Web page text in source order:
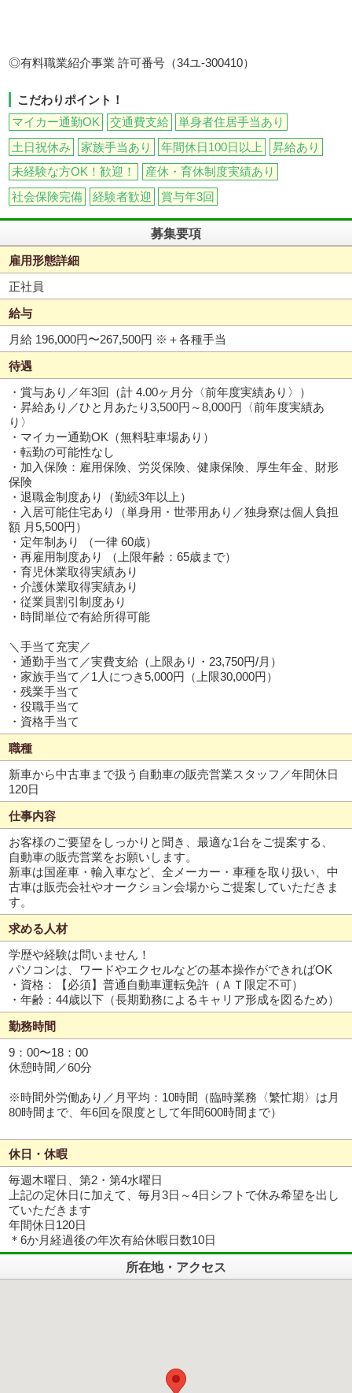
◎有料職業紹介事業 許可番号（34ユ-300410）
こだわりポイント！
マイカー通勤OK
交通費支給
単身者住居手当あり
土日祝休み
家族手当あり 年間休日100日以上
昇給あり
未経験な方OK！歓迎！
産休・育休制度実績あり
社会保険完備
経験者歓迎 賞与年3回
募集要項
雇用形態詳細
正社員
給与
月給 196,000円〜267,500円 ※＋各種手当
待遇
・賞与あり／年3回（計 4.00ヶ月分〈前年度実績あり〉）
・昇給あり／ひと月あたり3,500円～8,000円〈前年度実績あ
り〉
・マイカー通勤OK（無料駐車場あり）
・転勤の可能性なし
・加入保険：雇用保険、労災保険、健康保険、厚生年金、財形
保険
・退職金制度あり（勤続3年以上）
・入居可能住宅あり（単身用・世帯用あり／独身寮は個人負担
額 月5,500円）
・定年制あり （一律 60歳）
・再雇用制度あり （上限年齢：65歳まで）
・育児休業取得実績あり
・介護休業取得実績あり
・従業員割引制度あり
・時間単位で有給所得可能
＼手当て充実／
・通勤手当て／実費支給（上限あり・23,750円/月）
・家族手当て／1人につき5,000円（上限30,000円）
・残業手当て
・役職手当て
・資格手当て
職種
新車から中古車まで扱う自動車の販売営業スタッフ／年間休日
120日
仕事内容
お客様のご要望をしっかりと聞き、最適な1台をご提案する、
自動車の販売営業をお願いします。
新車は国産車・輸入車など、全メーカー・車種を取り扱い、中
古車は販売会社やオークション会場からご提案していただきま
す。
求める人材
学歴や経験は問いません！
パソコンは、ワードやエクセルなどの基本操作ができればOK
・資格：【必須】普通自動車運転免許（ＡＴ限定不可）
・年齢：44歳以下（長期勤務によるキャリア形成を図るため）
勤務時間
9：00〜18：00
休憩時間／60分
※時間外労働あり／月平均：10時間（臨時業務〈繁忙期〉は月
80時間まで、年6回を限度として年間600時間まで）
休日・休暇
毎週木曜日、第2・第4水曜日
上記の定休日に加えて、毎月3日～4日シフトで休み希望を出し
ていただきます
年間休日120日
＊6か月経過後の年次有給休暇日数10日
所在地・アクセス